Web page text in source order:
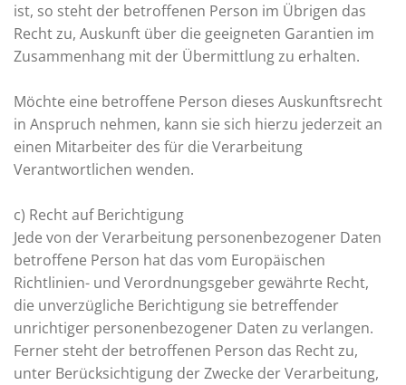
ist, so steht der betroffenen Person im Übrigen das
Recht zu, Auskunft über die geeigneten Garantien im
Zusammenhang mit der Übermittlung zu erhalten.
Möchte eine betroffene Person dieses Auskunftsrecht
in Anspruch nehmen, kann sie sich hierzu jederzeit an
einen Mitarbeiter des für die Verarbeitung
Verantwortlichen wenden.
c) Recht auf Berichtigung
Jede von der Verarbeitung personenbezogener Daten
betroffene Person hat das vom Europäischen
Richtlinien- und Verordnungsgeber gewährte Recht,
die unverzügliche Berichtigung sie betreffender
unrichtiger personenbezogener Daten zu verlangen.
Ferner steht der betroffenen Person das Recht zu,
unter Berücksichtigung der Zwecke der Verarbeitung,